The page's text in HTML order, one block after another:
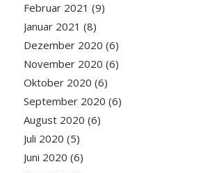
Februar 2021 (9)
Januar 2021 (8)
Dezember 2020 (6)
November 2020 (6)
Oktober 2020 (6)
September 2020 (6)
August 2020 (6)
Juli 2020 (5)
Juni 2020 (6)